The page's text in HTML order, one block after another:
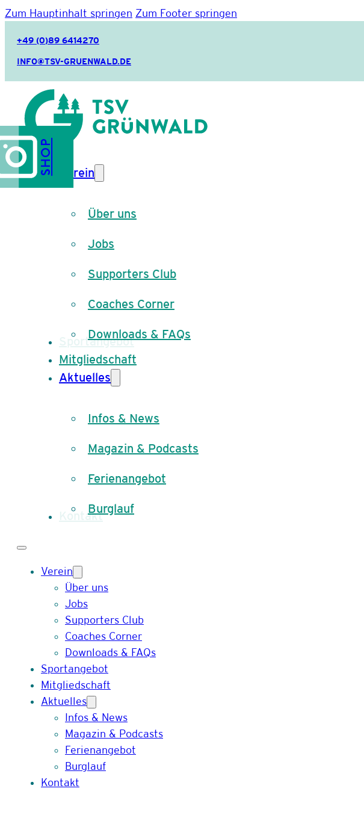
Zum Hauptinhalt springen Zum Footer springen
+49 (0)89 6414270
INFO@TSV-GRUENWALD.DE
Verein
Über uns
Jobs
Supporters Club
Coaches Corner
Downloads & FAQs
Sportangebot
Mitgliedschaft
Aktuelles
Infos & News
Magazin & Podcasts
Ferienangebot
Burglauf
Kontakt
Verein
Über uns
Jobs
Supporters Club
Coaches Corner
Downloads & FAQs
Sportangebot
Mitgliedschaft
Aktuelles
Infos & News
Magazin & Podcasts
Ferienangebot
Burglauf
Kontakt
SHOP